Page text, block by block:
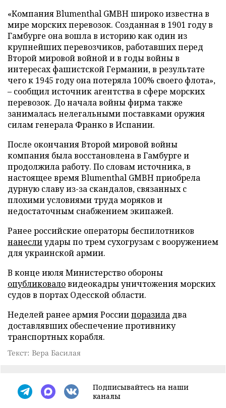
«Компания Blumenthal GMBH широко известна в
мире морских перевозок. Созданная в 1901 году в
Гамбурге она вошла в историю как один из
крупнейших перевозчиков, работавших перед
Второй мировой войной и в годы войны в
интересах фашистской Германии, в результате
чего к 1945 году она потеряла 100% своего флота»,
– сообщил источник агентства в сфере морских
перевозок. До начала войны фирма также
занималась нелегальными поставками оружия
силам генерала Франко в Испании.
После окончания Второй мировой войны
компания была восстановлена в Гамбурге и
продолжила работу. По словам источника, в
настоящее время Blumenthal GMBH приобрела
дурную славу из-за скандалов, связанных с
плохими условиями труда моряков и
недостаточным снабжением экипажей.
Ранее российские операторы беспилотников
нанеслиудары по трем сухогрузам с вооружением
для украинской армии.
В конце июля Министерство обороны
опубликоваловидеокадры уничтожения морских
судов в портах Одесской области.
Неделей ранее армия Россиипоразила два
доставлявших обеспечение противнику
транспортных корабля.
Текст: Вера Басилая
Подписывайтесь на наши
каналы